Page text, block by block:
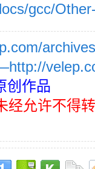
gcc/
创作品
经允许不得